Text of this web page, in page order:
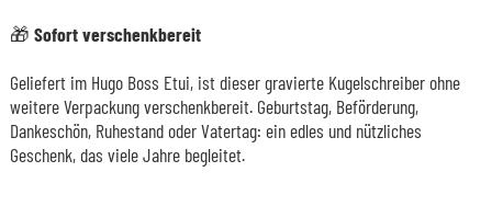
🎁 Sofort verschenkbereit
Geliefert im Hugo Boss Etui, ist dieser gravierte Kugelschreiber ohne
weitere Verpackung verschenkbereit. Geburtstag, Beförderung,
Dankeschön, Ruhestand oder Vatertag: ein edles und nützliches
Geschenk, das viele Jahre begleitet.